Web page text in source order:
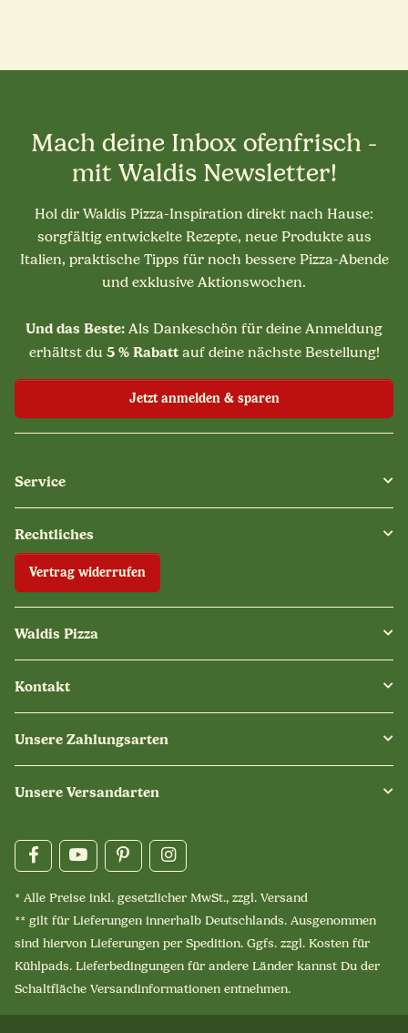
Mach deine Inbox ofenfrisch -
mit Waldis Newsletter!
Hol dir Waldis Pizza-Inspiration direkt nach Hause:
sorgfältig entwickelte Rezepte, neue Produkte aus
Italien, praktische Tipps für noch bessere Pizza-Abende
und exklusive Aktionswochen.
Und das Beste: Als Dankeschön für deine Anmeldung
erhältst du 5 % Rabattauf deine nächste Bestellung!
Jetzt anmelden & sparen
Service
Rechtliches
Vertrag widerrufen
Waldis Pizza
Kontakt
Unsere Zahlungsarten
Unsere Versandarten
* Alle Preise inkl. gesetzlicher MwSt., zzgl. Versand
** gilt für Lieferungen innerhalb Deutschlands. Ausgenommen
sind hiervon Lieferungen per Spedition. Ggfs. zzgl. Kosten für
Kühlpads. Lieferbedingungen für andere Länder kannst Du der
Schaltfläche Versandinformationen entnehmen.